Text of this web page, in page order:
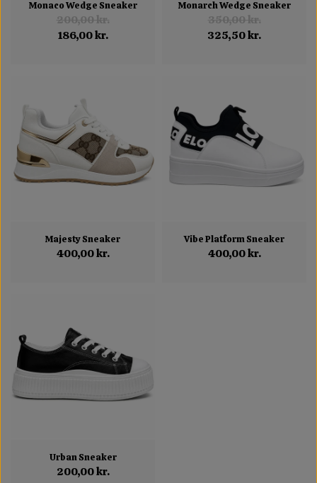
Monaco Wedge Sneaker
200,00 kr.
186,00 kr.
Monarch Wedge Sneaker
350,00 kr.
325,50 kr.
Majesty Sneaker
400,00 kr.
Vibe Platform Sneaker
400,00 kr.
Urban Sneaker
200,00 kr.